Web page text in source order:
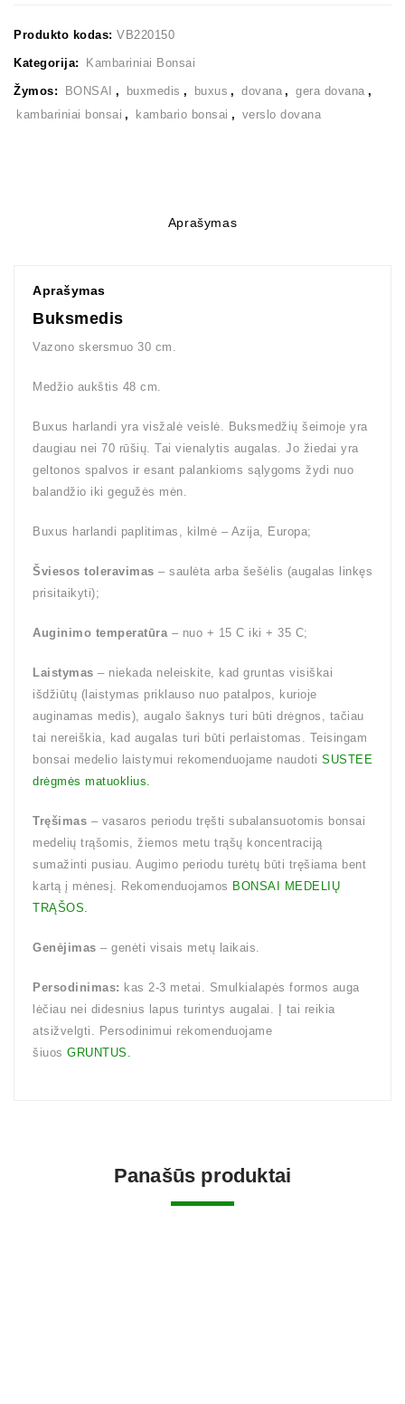
Produkto kodas: VB220150
Kategorija: Kambariniai Bonsai
Žymos: BONSAI , buxmedis , buxus , dovana , gera dovana ,
kambariniai bonsai , kambario bonsai , verslo dovana
Aprašymas
Aprašymas
Buksmedis
Vazono skersmuo 30 cm.
Medžio aukštis 48 cm.
Buxus harlandi yra visžalė veislė. Buksmedžių šeimoje yra
daugiau nei 70 rūšių. Tai vienalytis augalas. Jo žiedai yra
geltonos spalvos ir esant palankioms sąlygoms žydi nuo
balandžio iki gegužės mėn.
Buxus harlandi paplitimas, kilmė – Azija, Europa;
Šviesos toleravimas – saulėta arba šešėlis (augalas linkęs
prisitaikyti);
Auginimo temperatūra– nuo + 15 C iki + 35 C;
Laistymas – niekada neleiskite, kad gruntas visiškai
išdžiūtų (laistymas priklauso nuo patalpos, kurioje
auginamas medis), augalo šaknys turi būti drėgnos, tačiau
tai nereiškia, kad augalas turi būti perlaistomas. Teisingam
bonsai medelio laistymui rekomenduojame naudoti SUSTEE
drėgmės matuoklius.
Tręšimas – vasaros periodu tręšti subalansuotomis bonsai
medelių trąšomis, žiemos metu trąšų koncentraciją
sumažinti pusiau. Augimo periodu turėtų būti tręšiama bent
kartą į mėnesį. Rekomenduojamos BONSAI MEDELIŲ
TRĄŠOS.
Genėjimas – genėti visais metų laikais.
Persodinimas: kas 2-3 metai. Smulkialapės formos auga
lėčiau nei didesnius lapus turintys augalai. Į tai reikia
atsižvelgti. Persodinimui rekomenduojame
šiuos GRUNTUS.
Panašūs produktai